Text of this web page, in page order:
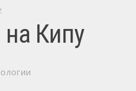
на Кипу